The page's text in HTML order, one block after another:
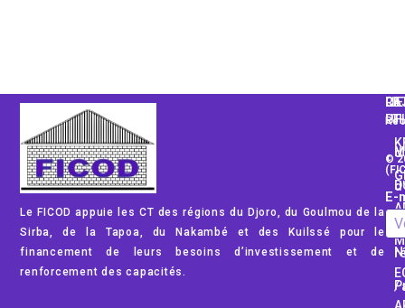
Le FICOD appuie les CT des régions du Djoro, du Goulmou de la
Sirba, de la Tapoa, du Nakambé et des Kuilssé pour le
financement de leurs besoins d’investissement et de
renforcement des capacités.
©
E-